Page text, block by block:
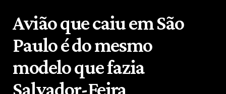
Avião que caiu em São
Paulo é do mesmo
modelo que fazia
Salvador-Feira